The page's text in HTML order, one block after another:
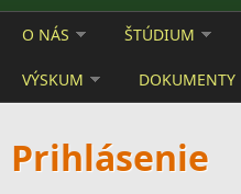
O NÁS ŠTÚDIUM
VÝSKUM DOKUMENTY
Prihlásenie